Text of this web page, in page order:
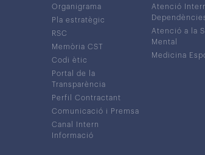
Organigrama
Pla estratègic
RSC
Memòria CST
Codi ètic
Portal de la
Transparència
Perfil Contractant
Comunicació i Premsa
Canal Intern
Informació
Atenció
Atenció a la
Mental
Medicina